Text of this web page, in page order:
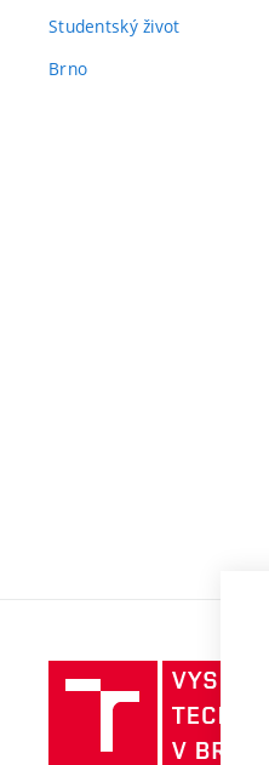
Studentský život
Brno